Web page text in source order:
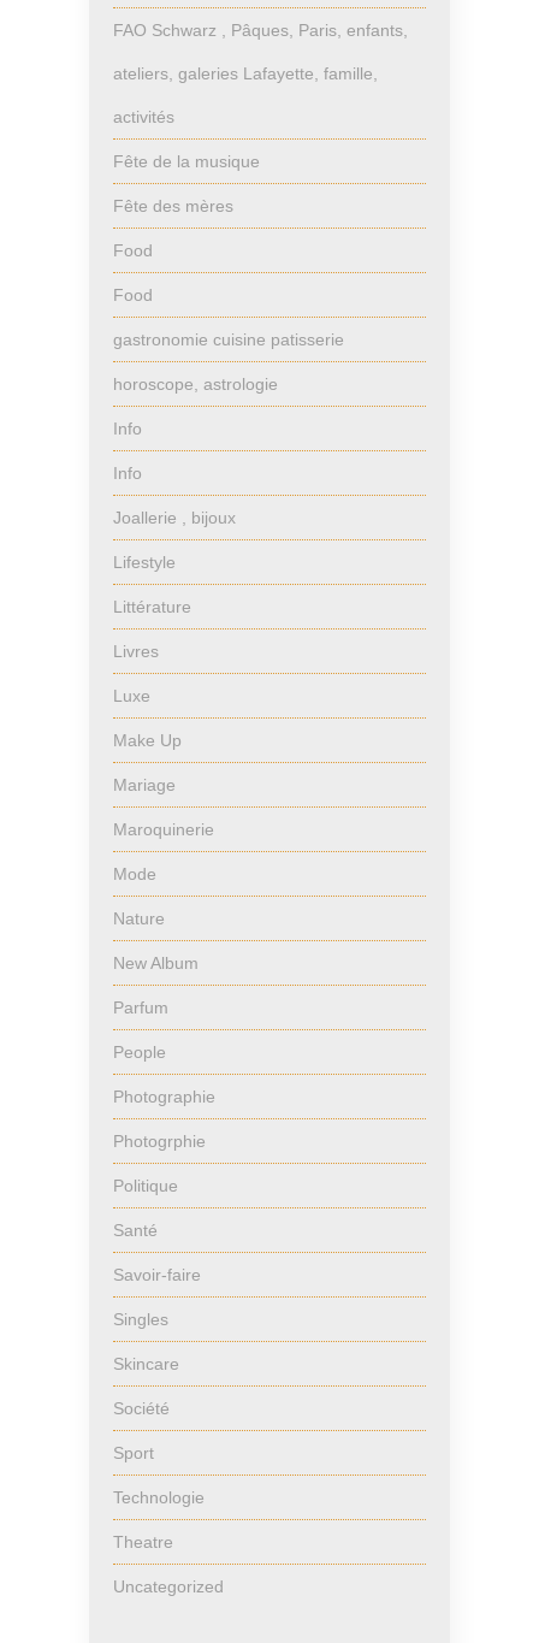
FAO Schwarz , Pâques, Paris, enfants,
ateliers, galeries Lafayette, famille,
activités
Fête de la musique
Fête des mères
Food
Food
gastronomie cuisine patisserie
horoscope, astrologie
Info
Info
Joallerie , bijoux
Lifestyle
Littérature
Livres
Luxe
Make Up
Mariage
Maroquinerie
Mode
Nature
New Album
Parfum
People
Photographie
Photogrphie
Politique
Santé
Savoir-faire
Singles
Skincare
Société
Sport
Technologie
Theatre
Uncategorized